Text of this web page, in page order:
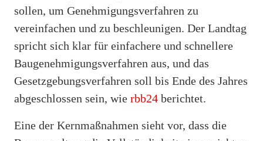
sollen, um Genehmigungsverfahren zu
vereinfachen und zu beschleunigen. Der Landtag
spricht sich klar für einfachere und schnellere
Baugenehmigungsverfahren aus, und das
Gesetzgebungsverfahren soll bis Ende des Jahres
abgeschlossen sein, wie rbb24 berichtet.
Eine der Kernmaßnahmen sieht vor, dass die